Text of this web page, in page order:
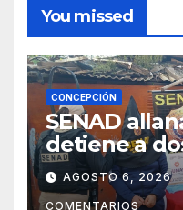
You missed
CONCEPCIÓN
SENAD
detiene a
presunto
Concepción
AGOSTO 6, 2026
COMENTARIOS